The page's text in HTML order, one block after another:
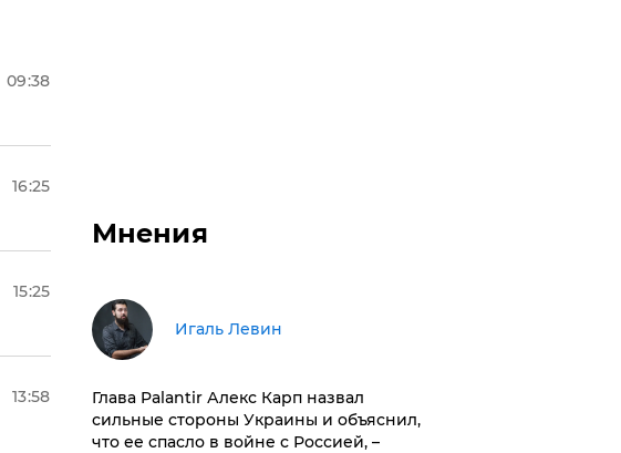
09:38
16:25
15:25
13:58
Мнения
Игаль Левин
Глава Palantir Алекс Карп назвал
сильные стороны Украины и объяснил,
что ее спасло в войне с Россией, –